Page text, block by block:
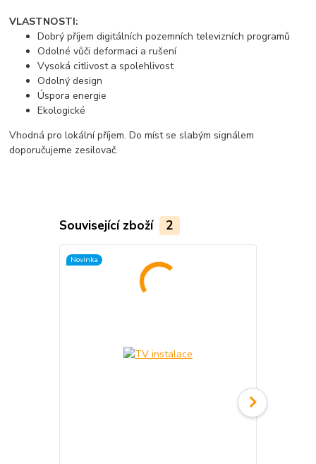
VLASTNOSTI:
Dobrý příjem digitálních pozemních televizních programů
Odolné vůči deformaci a rušení
Vysoká citlivost a spolehlivost
Odolný design
Úspora energie
Ekologické
Vhodná pro lokální příjem. Do míst se slabým signálem
doporučujeme zesilovač.
Související zboží 2
Novinka